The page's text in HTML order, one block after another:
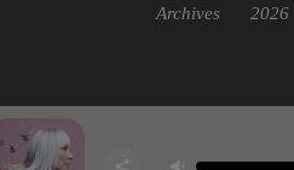
Archives 2026